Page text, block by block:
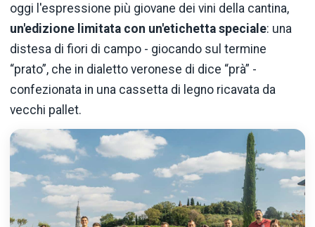
oggi l'espressione più giovane dei vini della cantina,
un'edizione limitata con un'etichetta speciale: una
distesa di fiori di campo - giocando sul termine
“prato”, che in dialetto veronese di dice “prà” -
confezionata in una cassetta di legno ricavata da
vecchi pallet.